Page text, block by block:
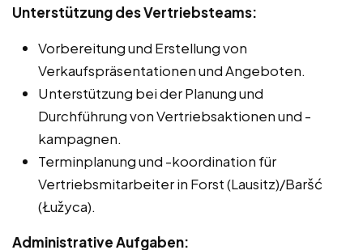
Unterstützung des Vertriebsteams:
Vorbereitung und Erstellung von
Verkaufspräsentationen und Angeboten.
Unterstützung bei der Planung und
Durchführung von Vertriebsaktionen und -
kampagnen.
Terminplanung und -koordination für
Vertriebsmitarbeiter in Forst (Lausitz)/Baršć
(Łužyca).
Administrative Aufgaben: